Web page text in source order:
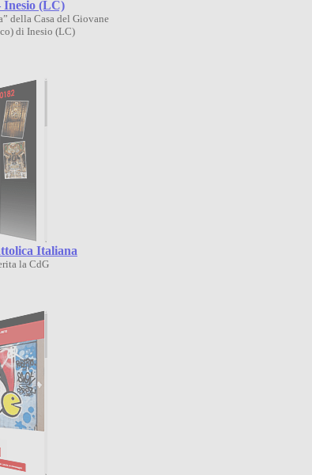
(LC)
della Casa del Giovane
di Inesio (LC)
Italiana
la CdG